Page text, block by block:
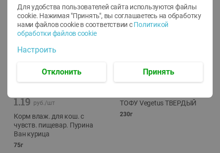
1.19 руб./шт
Корм влаж. для кош. с
чувств. пищевар. Пурина
Ван курица
75г
ТОФУ Vegetus ТВЕРДЫЙ
230г
Для удобства пользователей сайта используются файлы
cookie. Нажимая "Принять", вы соглашаетесь на обработку
нами файлов cookie в соответствии с Политикой
обработки файлов cookie
Настроить
Отклонить Принять